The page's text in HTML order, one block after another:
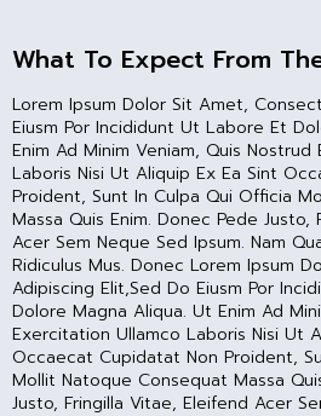
What To Expect From
Lorem Ipsum Dolor Sit Amet,
Eiusm Por Incididunt Ut Labore Et
Enim Ad Minim Veniam, Quis
Laboris Nisi Ut Aliquip Ex Ea Sint
Proident, Sunt In Culpa Qui Officia
Massa Quis Enim. Donec Pede Justo,
Acer Sem Neque Sed Ipsum. Nam
Ridiculus Mus. Donec Lorem Ipsum
Adipiscing Elit,sed Do Eiusm Por
Dolore Magna Aliqua. Ut Enim Ad
Exercitation Ullamco Laboris Nisi Ut
Occaecat Cupidatat Non Proident,
Mollit Natoque Consequat Massa
Justo, Fringilla Vitae, Eleifend Acer